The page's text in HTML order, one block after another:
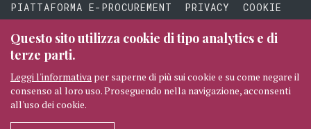
PIATTAFORMA E-PROCUREMENT
PRIVACY
COOKIE
TERMINI E CONDIZIONI
© 2026 MIBAC TUTTI I DIRITTI RISERVATI CREDITI
Questo sito utilizza cookie di tipo analytics e di
terze parti.
Leggi l'informativa per saperne di più sui cookie e su come negare il
consenso al loro uso. Proseguendo nella navigazione, acconsenti
all'uso dei cookie.